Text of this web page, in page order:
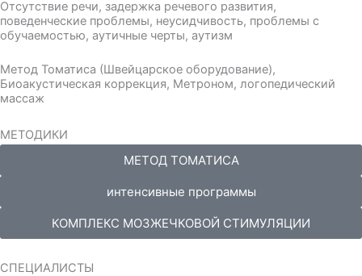
Отсутствие речи, задержка речевого развития,
поведенческие проблемы, неусидчивость, проблемы с
обучаемостью, аутичные черты, аутизм
Метод Томатиса (Швейцарское оборудование),
Биоакустическая коррекция, Метроном, логопедический
массаж
МЕТОДИКИ
МЕТОД ТОМАТИСА
интенсивные программы
КОМПЛЕКС МОЗЖЕЧКОВОЙ СТИМУЛЯЦИИ
СПЕЦИАЛИСТЫ